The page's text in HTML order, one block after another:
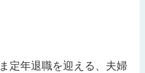
定年退職を迎える、夫婦